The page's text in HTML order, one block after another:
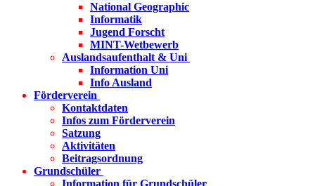
National Geographic
Informatik
Jugend Forscht
MINT-Wetbewerb
Auslandsaufenthalt & Uni
Information Uni
Info Ausland
Förderverein
Kontaktdaten
Infos zum Förderverein
Satzung
Aktivitäten
Beitragsordnung
Grundschüler
Information für Grundschüler